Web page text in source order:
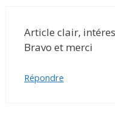
Article clair,
Bravo et merci
Répondre